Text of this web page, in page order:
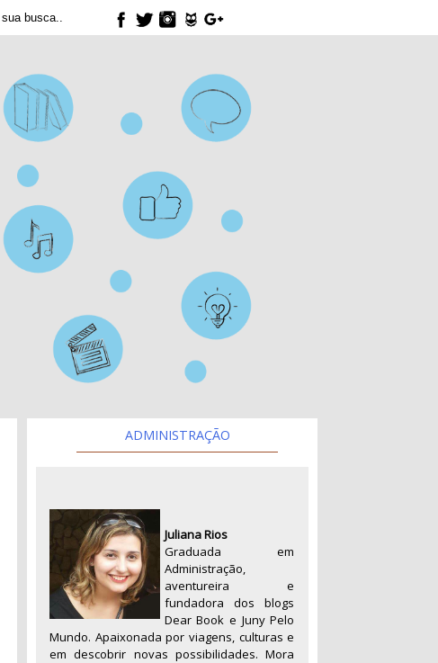
ADMINISTRAÇÃO
Juliana Rios
Graduada em
Administração,
aventureira e
fundadora dos blogs
Dear Book e Juny Pelo
Mundo. Apaixonada por viagens, culturas e
em descobrir novas possibilidades. Mora